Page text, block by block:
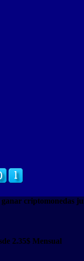
ganar criptomonedas
2.35$ Mensual